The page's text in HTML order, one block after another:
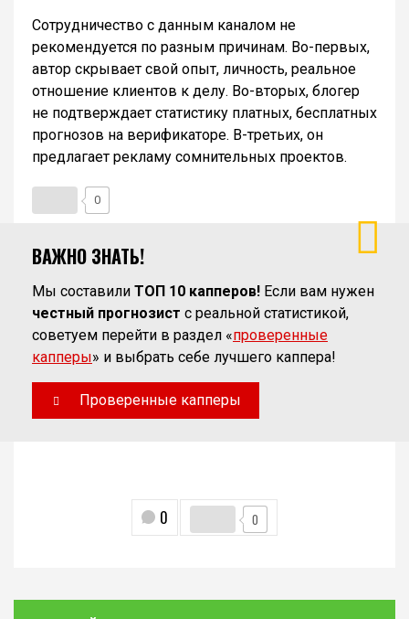
Сотрудничество с данным каналом не
рекомендуется по разным причинам. Во-первых,
автор скрывает свой опыт, личность, реальное
отношение клиентов к делу. Во-вторых, блогер
не подтверждает статистику платных, бесплатных
прогнозов на верификаторе. В-третьих, он
предлагает рекламу сомнительных проектов.
0
ВАЖНО ЗНАТЬ!
Мы составили ТОП 10 капперов! Если вам нужен
честный прогнозист с реальной статистикой,
советуем перейти в раздел «проверенные
капперы» и выбрать себе лучшего каппера!
Проверенные капперы
0 0